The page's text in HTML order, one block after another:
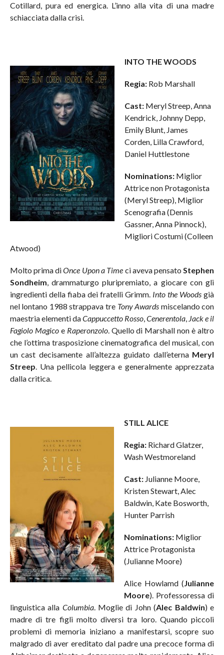
Cotillard, pura ed energica. L’inno alla vita di una madre
schiacciata dalla crisi.
INTO THE WOODS
Regia: Rob Marshall
Cast: Meryl Streep, Anna
Kendrick, Johnny Depp,
Emily Blunt, James
Corden, Lilla Crawford,
Daniel Huttlestone
Nominations: Miglior
Attrice non Protagonista
(Meryl Streep), Miglior
Scenografia (Dennis
Gassner, Anna Pinnock),
Migliori Costumi (Colleen
Atwood)
Molto prima diOnce Upon a Time ci aveva pensatoStephen
Sondheim, drammaturgo pluripremiato, a giocare con gli
ingredienti della fiaba dei fratelli Grimm. Into the Woods già
nel lontano 1988 strappava tre Tony Awards miscelando con
maestria elementi daCappuccetto Rosso,Cenerentola, Jack e il
Fagiolo Magicoe Raperonzolo. Quello di Marshall non è altro
che l’ottima trasposizione cinematografica del musical, con
un cast decisamente all’altezza guidato dall’eterna Meryl
Streep. Una pellicola leggera e generalmente apprezzata
dalla critica.
STILL ALICE
Regia: Richard Glatzer,
Wash Westmoreland
Cast: Julianne Moore,
Kristen Stewart, Alec
Baldwin, Kate Bosworth,
Hunter Parrish
Nominations: Miglior
Attrice Protagonista
(Julianne Moore)
Alice Howlamd (Julianne
Moore). Professoressa di
linguistica alla Columbia. Moglie di John (Alec Baldwin) e
madre di tre figli molto diversi tra loro. Quando piccoli
problemi di memoria iniziano a manifestarsi, scopre suo
malgrado di aver ereditato dal padre una precoce forma di